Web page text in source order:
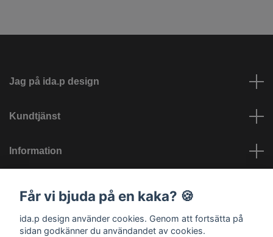
Jag på ida.p design
Kundtjänst
Information
Får vi bjuda på en kaka? 🍪
ida.p design använder cookies. Genom att fortsätta på
sidan godkänner du användandet av cookies.